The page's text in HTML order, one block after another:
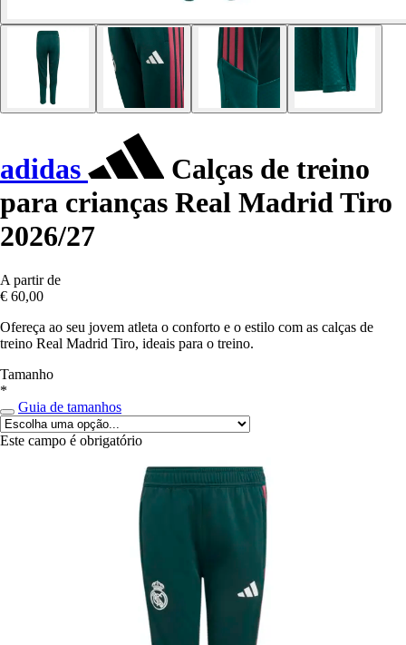
adidas
Calças de treino
para crianças Real Madrid Tiro
2026/27
A partir de
€ 60,00
Ofereça ao seu jovem atleta o conforto e o estilo com as calças de
treino Real Madrid Tiro, ideais para o treino.
Tamanho
*
Guia de tamanhos
Este campo é obrigatório